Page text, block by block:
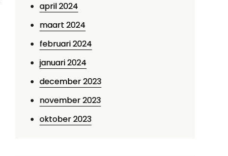
april 2024
maart 2024
februari 2024
januari 2024
december 2023
november 2023
oktober 2023